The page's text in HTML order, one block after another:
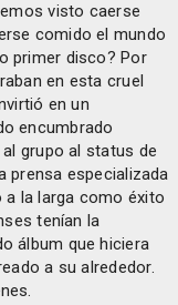
visto caerse
comido el mundo
primer disco? Por
en esta cruel
en un
encumbrado
grupo al status de
prensa especializada
a la larga como éxito
tenían la
álbum que hiciera
a su alrededor.